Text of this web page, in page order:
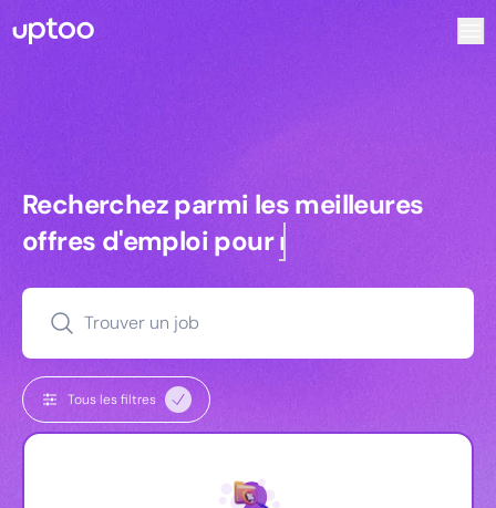
Recherchez parmi les meilleures
Recherchez parmi les meilleures
offres d'emploi pourmanagers
Trouver un job
Tous les filtres